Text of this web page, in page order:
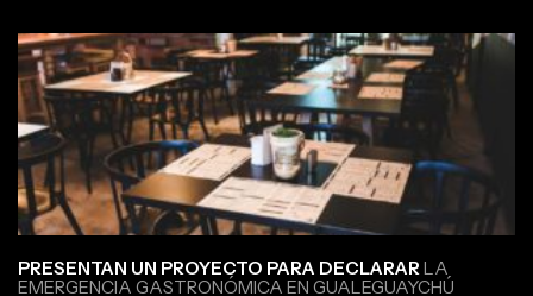
PRESENTAN UN PROYECTO PARA DECLARARLA
EMERGENCIA GASTRONÓMICA EN GUALEGUAYCHÚ